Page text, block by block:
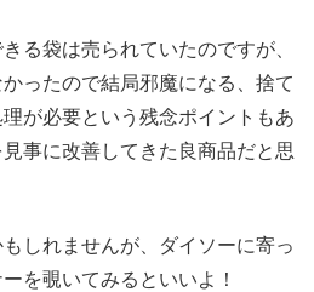
る袋は売られていたのですが、
ったので結局邪魔になる、捨て
が必要という残念ポイントもあ
事に改善してきた良商品だと思
しれませんが、ダイソーに寄っ
を覗いてみるといいよ！